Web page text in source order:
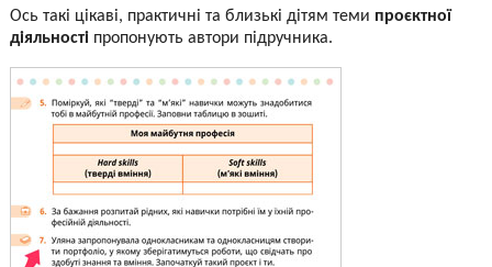
Ось такі цікаві, практичні та близькі дітям теми проєктної
діяльностіпропонують автори підручника.